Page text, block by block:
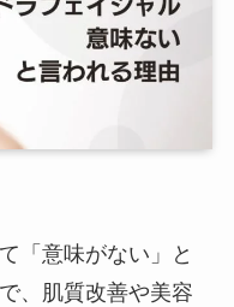
「意味がない」と
、肌質改善や美容